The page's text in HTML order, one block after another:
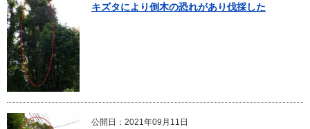
キズタにより倒木の恐れがあり伐採した
公開日：2021年09月11日